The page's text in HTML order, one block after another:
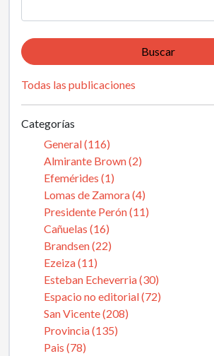
Buscar
Todas las publicaciones
Categorías
General (116)
Almirante Brown (2)
Efemérides (1)
Lomas de Zamora (4)
Presidente Perón (11)
Cañuelas (16)
Brandsen (22)
Ezeiza (11)
Esteban Echeverria (30)
Espacio no editorial (72)
San Vicente (208)
Provincia (135)
Pais (78)